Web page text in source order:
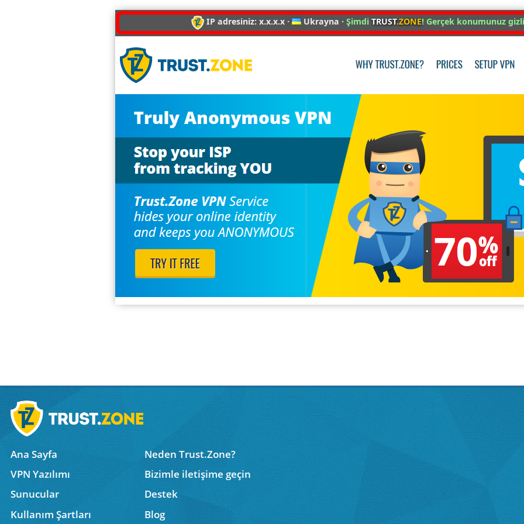
IP adresiniz: x.x.x.x · Ukrayna ·ŞimdiTRUST.ZONE! Gerçek konumunuz
Ana Sayfa
Neden Trust.Zone?
VPN Yazılımı
Bizimle iletişime geçin
Sunucular
Destek
Kullanım Şartları
Blog